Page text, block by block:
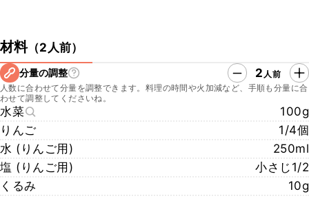
材料（2人前）
分量の調整 2 人前
人数に合わせて分量を調整できます。料理の時間や火加減など、手順も分量に合
わせて調整してくださいね。
水菜
100g
りんご
1/4個
水 (りんご用)
250ml
塩 (りんご用)
小さじ1/2
くるみ
10g